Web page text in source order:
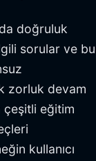
doğruluk
sorular ve bu
zorluk devam
çeşitli eğitim
kullanıcı